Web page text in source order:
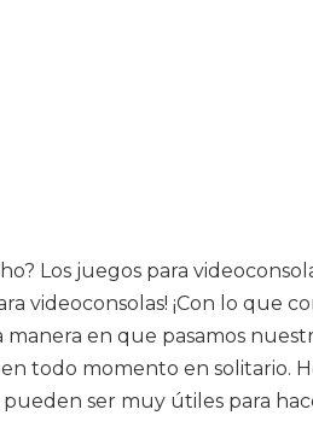
Los juegos para
videoconsolas! ¡Con lo que
en que pasamos
todo momento en solitario.
ser muy útiles para